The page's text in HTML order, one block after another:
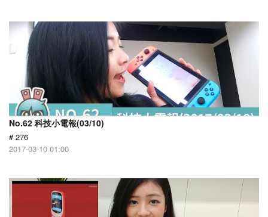
No.62 科技小電報(03/10)
# 276
2017-03-10 01:00